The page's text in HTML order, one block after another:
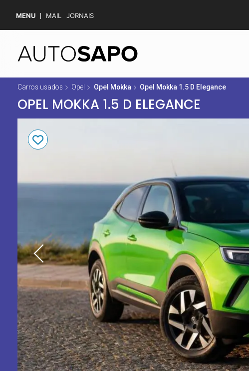
MENU MAIL JORNAIS
Carros usados Opel Opel Mokka Opel Mokka 1.5 D Elegance
OPEL MOKKA 1.5 D ELEGANCE